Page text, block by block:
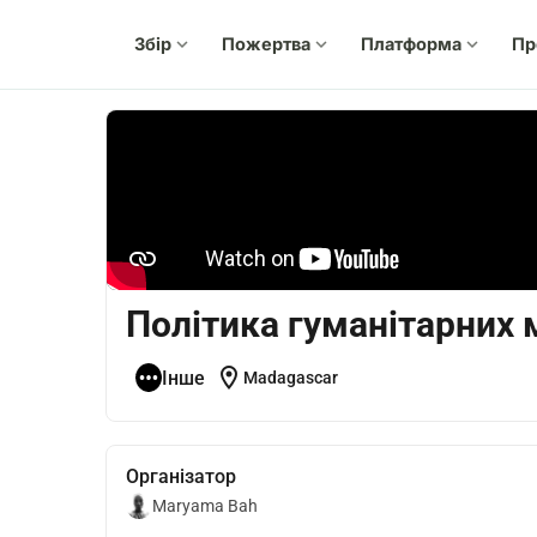
Збір expand_more Пожертва expand_more Платформа expand_more
Політика гуманітарних
Інше location_on Madagascar
Організатор
Maryama Bah